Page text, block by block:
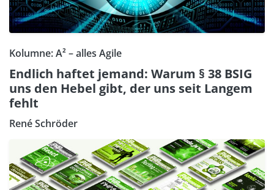
Kolumne: A² – alles Agile
Endlich haftet jemand: Warum § 38 BSIG
uns den Hebel gibt, der uns seit Langem
fehlt
René Schröder